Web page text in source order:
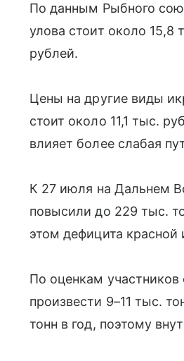
По данным Рыбного
улова стоит около 15,8
рублей.
Цены на другие виды
стоит около 11,1 тыс.
влияет более слабая
К 27 июля на Дальнем
повысили до 229 тыс.
этом дефицита
По оценкам
произвести 9–11 тыс.
тонн в год, поэтому